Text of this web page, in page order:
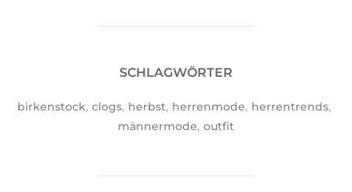
SCHLAGWÖRTER
birkenstock, clogs, herbst, herrenmode, herrentrends,
männermode, outfit